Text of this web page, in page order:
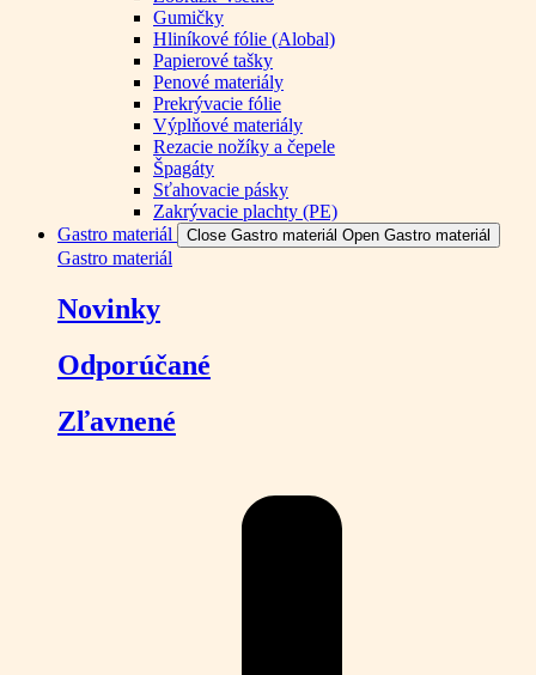
Gumičky
Hliníkové fólie (Alobal)
Papierové tašky
Penové materiály
Prekrývacie fólie
Výplňové materiály
Rezacie nožíky a čepele
Špagáty
Sťahovacie pásky
Zakrývacie plachty (PE)
Gastro materiál
Close Gastro materiál Open Gastro materiál
Gastro materiál
Novinky
Odporúčané
Zľavnené